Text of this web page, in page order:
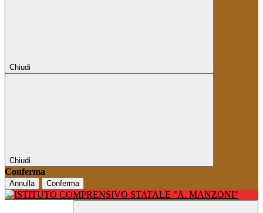
Chiudi
Chiudi
Conferma
Annulla Conferma